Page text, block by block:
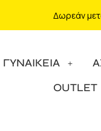
Δωρεάν
ΓΥΝΑΙΚΕΙΑ
OUTLET